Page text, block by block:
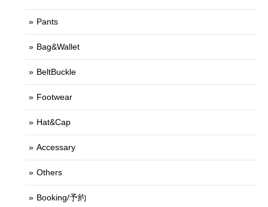
Pants
Bag&Wallet
BeltBuckle
Footwear
Hat&Cap
Accessary
Others
Booking/予約